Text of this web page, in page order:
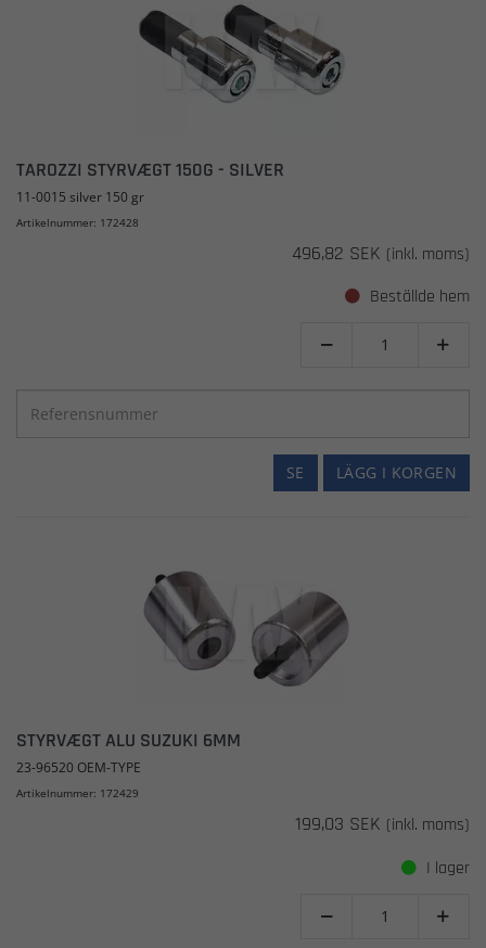
TAROZZI STYRVÆGT 150G - SILVER
11-0015 silver 150 gr
Artikelnummer: 172428
496,82 SEK (inkl. moms)
Beställde hem
 
LÄGG I KORGEN
SE
STYRVÆGT ALU SUZUKI 6MM
23-96520 OEM-TYPE
Artikelnummer: 172429
199,03 SEK (inkl. moms)
I lager
 